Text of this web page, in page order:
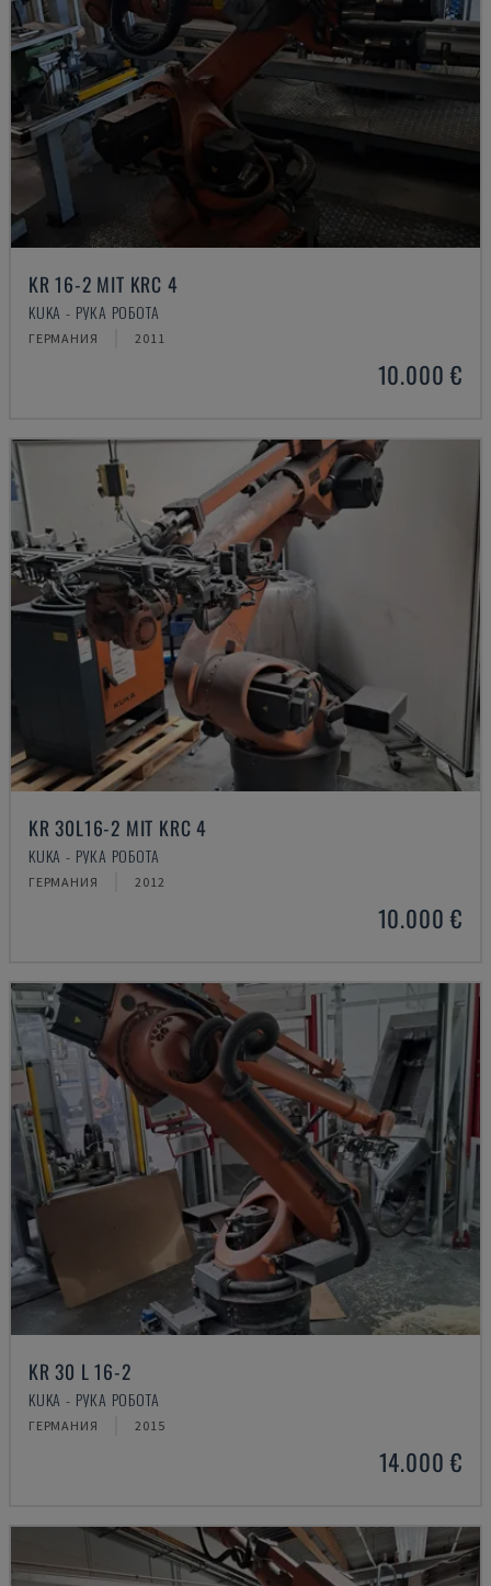
KR 16-2 MIT KRC 4
KUKA - РУКА РОБОТА
ГЕРМАНИЯ 2011
10.000 €
KR 30L16-2 MIT KRC 4
KUKA - РУКА РОБОТА
ГЕРМАНИЯ 2012
10.000 €
KR 30 L 16-2
KUKA - РУКА РОБОТА
ГЕРМАНИЯ 2015
14.000 €